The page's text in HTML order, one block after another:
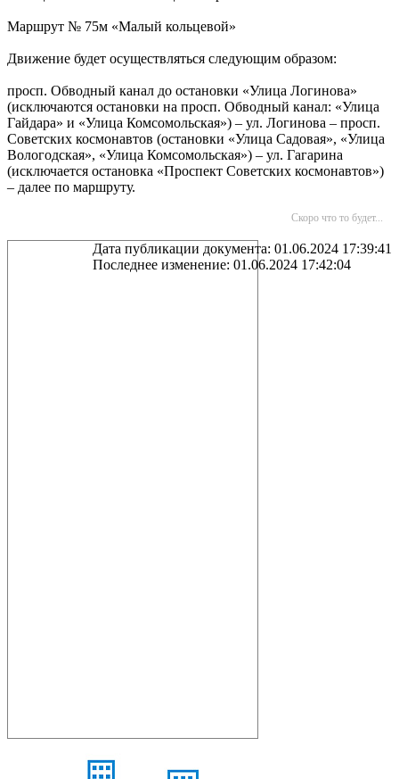
Маршрут № 75м «Малый кольцевой»
Движение будет осуществляться следующим образом:
просп. Обводный канал до остановки «Улица Логинова»
(исключаются остановки на просп. Обводный канал: «Улица
Гайдара» и «Улица Комсомольская») – ул. Логинова – просп.
Советских космонавтов (остановки «Улица Садовая», «Улица
Вологодская», «Улица Комсомольская») – ул. Гагарина
(исключается остановка «Проспект Советских космонавтов»)
– далее по маршруту.
Скоро что то будет...
Дата публикации документа: 01.06.2024 17:39:41
Последнее изменение: 01.06.2024 17:42:04